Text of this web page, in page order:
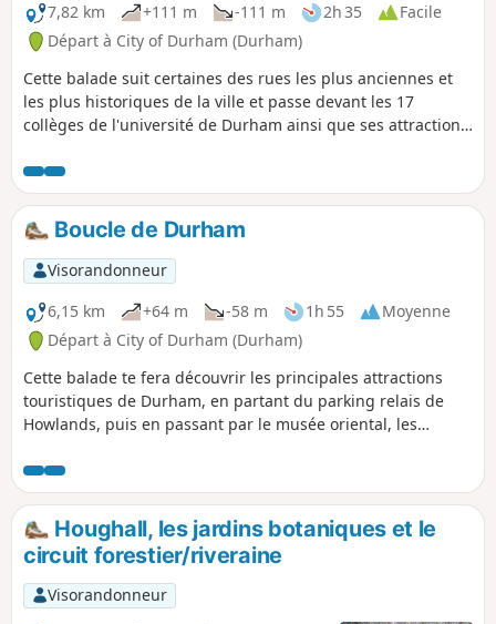
7,82 km
+111 m -111 m 2h 35
Facile
Départ à City of Durham (Durham)
Cette balade suit certaines des rues les plus anciennes et
les plus historiques de la ville et passe devant les 17
collèges de l'université de Durham ainsi que ses attractions
le château, la cathédrale et la rivière Wear.
Boucle de Durham
Visorandonneur
6,15 km
+64 m -58 m 1h 55
Moyenne
Départ à City of Durham (Durham)
Cette balade te fera découvrir les principales attractions
touristiques de Durham, en partant du parking relais de
Howlands, puis en passant par le musée oriental, les
marché. Il y a quelques côtes raides, mais tu peux prendre
un bus depuis Elvet pour retourner au parking relais.
Houghall, les jardins botaniques et le
circuit forestier/riveraine
Visorandonneur